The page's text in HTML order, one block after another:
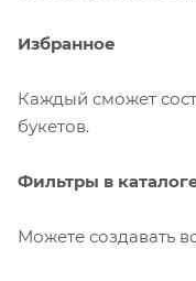
Избранное
Каждый сможет
букетов.
Фильтры в
Можете создавать